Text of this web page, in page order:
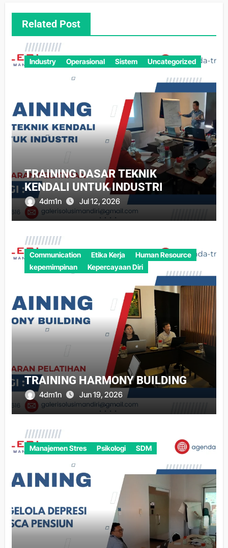
Related Post
Industry Operasional Sistem Uncategorized
TRAINING DASAR TEKNIK
KENDALI UNTUK INDUSTRI
4dm1n Jul 12, 2026
Communication Etika Kerja
Human Resource
kepemimpinan
Kepercayaan Diri
TRAINING HARMONY BUILDING
4dm1n Jun 19, 2026
Manajemen Stres Psikologi SDM